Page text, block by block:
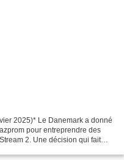
2025)* Le Danemark a donné
pour entreprendre des
2. Une décision qui fait